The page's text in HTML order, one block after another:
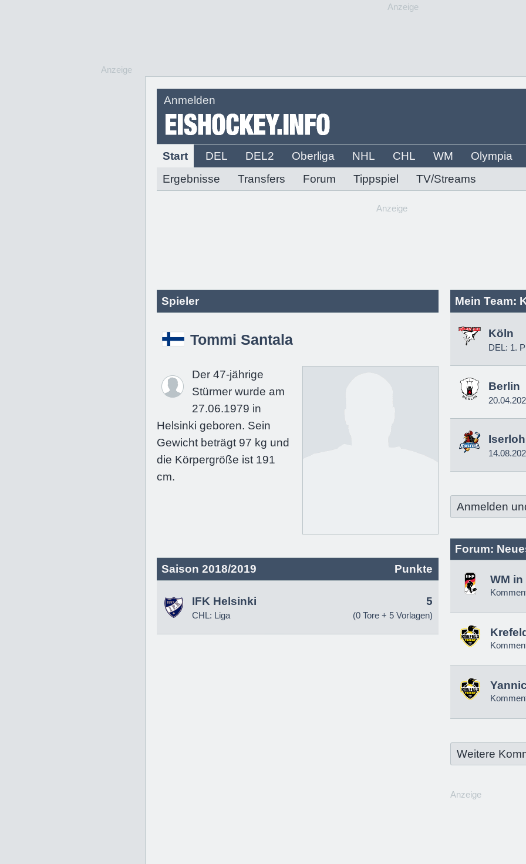
Anzeige
Anmelden
Start DEL DEL2 Oberliga NHL CHL WM
Olympia
Ergebnisse
Transfers Forum Tippspiel TV/Streams
Anzeige
Anzeige
Spieler
Tommi Santala
Der 47-jährige
Stürmer wurde am
27.06.1979 in
Helsinki geboren. Sein
Gewicht beträgt 97 kg und
die Körpergröße ist 191
cm.
Saison 2018/2019 Punkte
IFK Helsinki
CHL: Liga
5
(0 Tore + 5 Vorlagen)
Mein Team:
Köln
DEL: 1.
Berlin
Anmelden
Forum:
WM
Weitere
Anzeige